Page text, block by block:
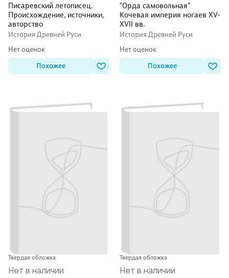
Писаревский летописец.
Происхождение, источники,
авторство
История Древней Руси
Нет оценок
Похожее
"Орда самовольная"
Кочевая империя ногаев XV-
XVII вв.
История Древней Руси
Нет оценок
Похожее
Твердая обложка
Нет в наличии
Твердая обложка
Нет в наличии